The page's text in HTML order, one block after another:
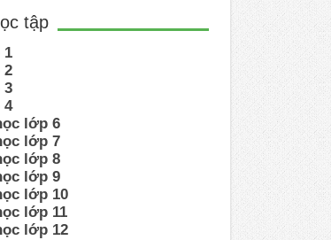
tập
1
2
3
4
lớp 6
lớp 7
lớp 8
lớp 9
lớp 10
lớp 11
lớp 12